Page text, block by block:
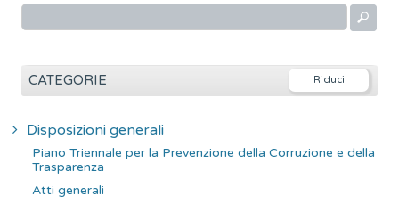
r
CATEGORIE
Disposizioni generali
Piano Triennale per la Prevenzione della Corruzione e della
Trasparenza
Atti generali